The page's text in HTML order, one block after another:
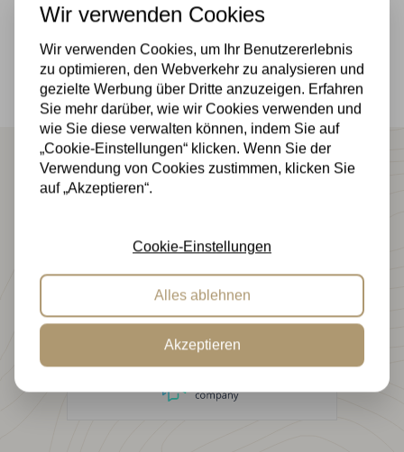
Schnelle Lieferung in ganz Deutschland
9.1 / 10 | 400 Bewertungen
8.5
kundenfreundlich.
Jonas
Wir verwenden Cookies
Wir verwenden Cookies, um Ihr Benutzererlebnis
zu optimieren, den Webverkehr zu analysieren und
gezielte Werbung über Dritte anzuzeigen. Erfahren
Sie mehr darüber, wie wir Cookies verwenden und
wie Sie diese verwalten können, indem Sie auf
„Cookie-Einstellungen“ klicken. Wenn Sie der
Verwendung von Cookies zustimmen, klicken Sie
auf „Akzeptieren“.
Cookie-Einstellungen
Alles ablehnen
Akzeptieren